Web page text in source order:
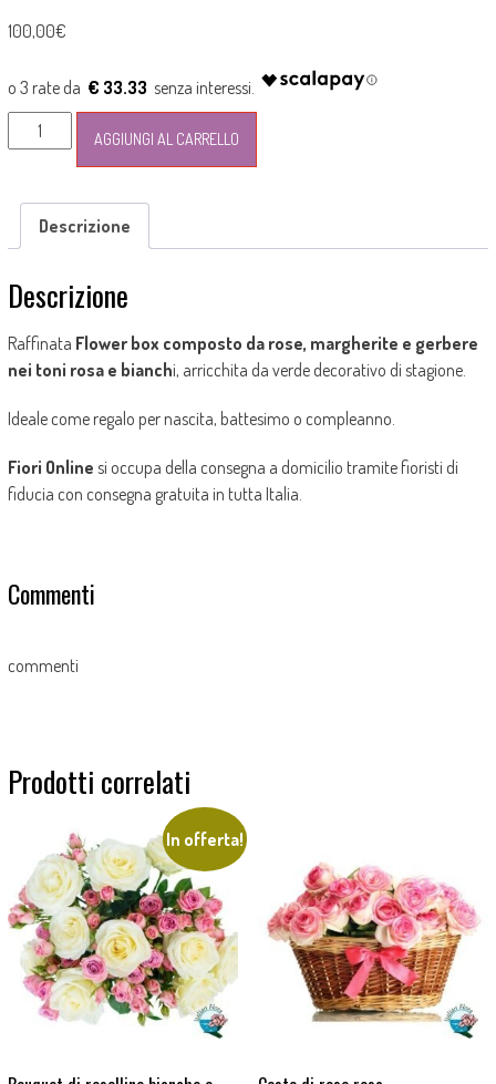
100,00€
€ 33.33
Flower
box
gerbere
rose
quantità
AGGIUNGI AL CARRELLO
Descrizione
Descrizione
Raffinata Flower box composto da rose, margherite e gerbere
nei toni rosa e bianchi, arricchita da verde decorativo di stagione.
Ideale come regalo per nascita, battesimo o compleanno.
Fiori Online si occupa della consegna a domicilio tramite fioristi di
fiducia con consegna gratuita in tutta Italia.
Commenti
commenti
Prodotti correlati
In offerta!